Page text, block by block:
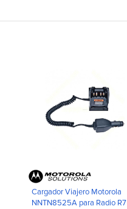
Cargador Viajero Motorola
NNTN8525A para Radio R7